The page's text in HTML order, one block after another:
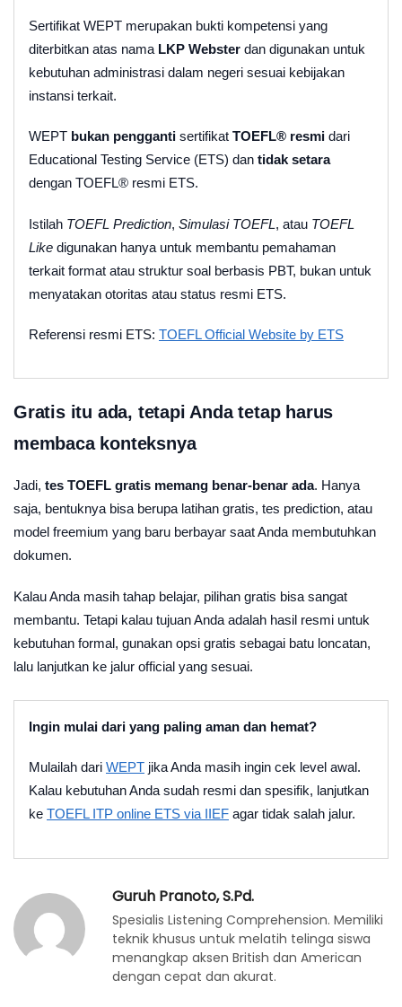
Sertifikat WEPT merupakan bukti kompetensi yang
diterbitkan atas nama LKP Webster dan digunakan untuk
kebutuhan administrasi dalam negeri sesuai kebijakan
instansi terkait.
WEPT bukan pengganti sertifikat TOEFL® resmi dari
Educational Testing Service (ETS) dan tidak setara
dengan TOEFL® resmi ETS.
Istilah TOEFL Prediction, Simulasi TOEFL, atau TOEFL
Like digunakan hanya untuk membantu pemahaman
terkait format atau struktur soal berbasis PBT, bukan untuk
menyatakan otoritas atau status resmi ETS.
Referensi resmi ETS: TOEFL Official Website by ETS
Gratis itu ada, tetapi Anda tetap harus
membaca konteksnya
Jadi, tes TOEFL gratis memang benar-benar ada. Hanya
saja, bentuknya bisa berupa latihan gratis, tes prediction, atau
model freemium yang baru berbayar saat Anda membutuhkan
dokumen.
Kalau Anda masih tahap belajar, pilihan gratis bisa sangat
membantu. Tetapi kalau tujuan Anda adalah hasil resmi untuk
kebutuhan formal, gunakan opsi gratis sebagai batu loncatan,
lalu lanjutkan ke jalur official yang sesuai.
Ingin mulai dari yang paling aman dan hemat?
Mulailah dari WEPT jika Anda masih ingin cek level awal.
Kalau kebutuhan Anda sudah resmi dan spesifik, lanjutkan
ke TOEFL ITP online ETS via IIEF agar tidak salah jalur.
Guruh Pranoto, S.Pd.
Spesialis Listening Comprehension. Memiliki
teknik khusus untuk melatih telinga siswa
menangkap aksen British dan American
dengan cepat dan akurat.